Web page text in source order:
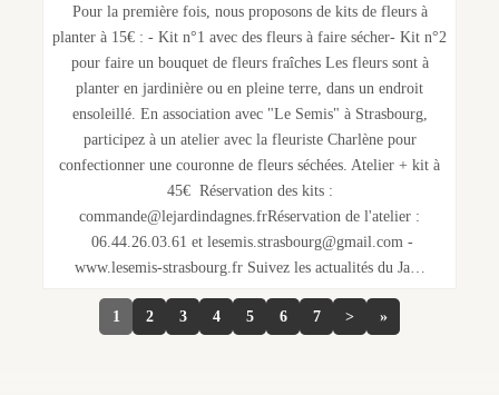
Pour la première fois, nous proposons de kits de fleurs à
planter à 15€ : - Kit n°1 avec des fleurs à faire sécher- Kit n°2
pour faire un bouquet de fleurs fraîches Les fleurs sont à
planter en jardinière ou en pleine terre, dans un endroit
ensoleillé. En association avec "Le Semis" à Strasbourg,
participez à un atelier avec la fleuriste Charlène pour
confectionner une couronne de fleurs séchées. Atelier + kit à
45€ Réservation des kits :
commande@lejardindagnes.frRéservation de l'atelier :
06.44.26.03.61 et lesemis.strasbourg@gmail.com -
www.lesemis-strasbourg.fr Suivez les actualités du Ja…
1 2 3 4 5 6 7 > »